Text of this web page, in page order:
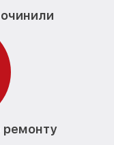
ремонту